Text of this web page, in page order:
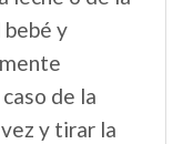
y
de la
y tirar la